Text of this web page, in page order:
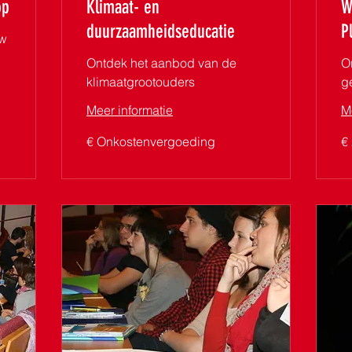
Klimaat- en
duurzaamheidseducatie
Ontdek het aanbod van de
klimaatgrootouders
Meer informatie
Onkostenvergoeding
€ Onkostenvergoeding €